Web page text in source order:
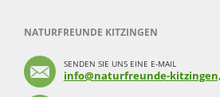
NATURFREUNDE KITZINGEN
SENDEN SIE UNS EINE E-MAIL
info@naturfreunde-